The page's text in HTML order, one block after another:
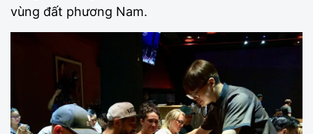
vùng đất phương Nam.